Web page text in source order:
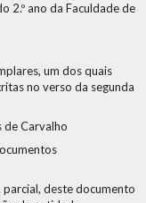
2.º ano da Faculdade de
um dos quais
no verso da segunda
Carvalho
deste documento